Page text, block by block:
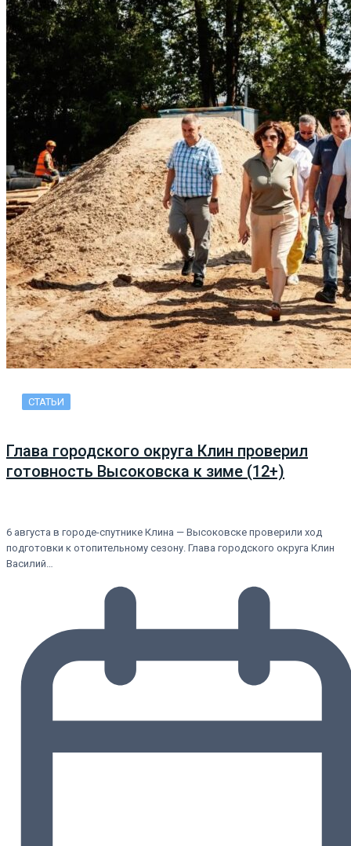
СТАТЬИ
Глава городского округа Клин проверил
готовность Высоковска к зиме (12+)
6 августа в городе-спутнике Клина — Высоковске проверили ход
подготовки к отопительному сезону. Глава городского округа Клин
Василий…